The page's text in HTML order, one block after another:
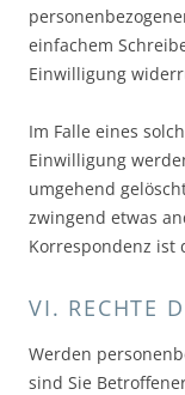
einfachem
Einwilligung
Im Falle eines
Einwilligung
umgehend
zwingend etwas
Korrespondenz ist
VI. RECHTE
Werden
sind Sie